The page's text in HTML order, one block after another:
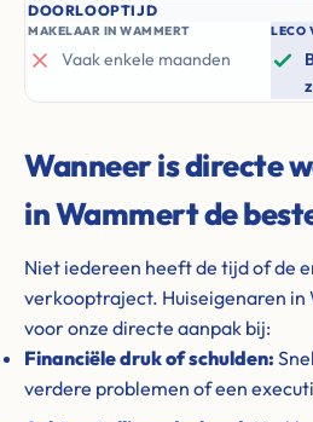
DOORLOOPTIJD
MAKELAAR IN WAMMERT
Vaak enkele maanden
LECO
Wanneer is directe
in Wammert de
Niet iedereen heeft de tijd of de
verkooptraject. Huiseigenaren
voor onze directe aanpak bij:
Financiële druk of schulden:
verdere problemen of een